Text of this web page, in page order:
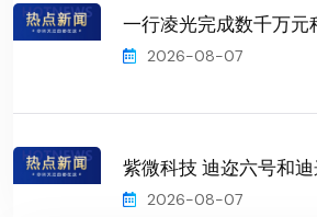
一行凌光完成数千万元
2026-08-07
紫微科技 迪迩六号和
2026-08-07